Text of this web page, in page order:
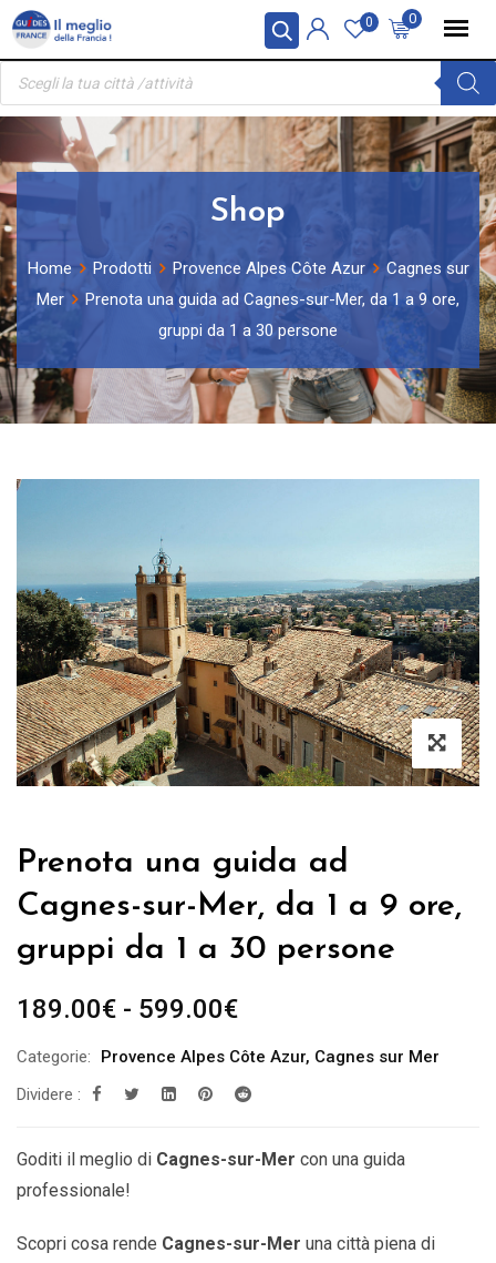
Pannello di gestione dei cookies
Skip
content
0
0
Ricerca
prodotti
Shop
Home Prodotti Provence Alpes Côte Azur
Cagnes sur
Mer
Prenota una guida ad Cagnes-sur-Mer, da 1 a 9 ore,
gruppi da 1 a 30 persone
Prenota una guida ad
Cagnes-sur-Mer, da 1 a 9 ore,
gruppi da 1 a 30 persone
189.00€ - 599.00€Fascia
prezzo:
da
a
Categorie: Provence Alpes Côte Azur, Cagnes sur Mer
Dividere :
Goditi il ​​meglio di Cagnes-sur-Mer con una guida
professionale!
Scopri cosa rende Cagnes-sur-Mer una città piena di